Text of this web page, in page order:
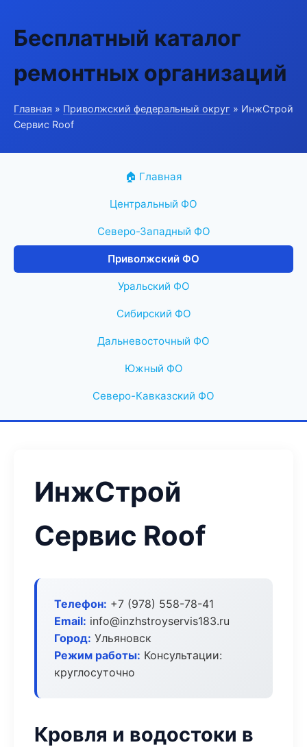
Бесплатный каталог
ремонтных организаций
Главная » Приволжский федеральный округ » ИнжСтрой
Сервис Roof
🏠 Главная
Центральный ФО
Северо-Западный ФО
Приволжский ФО
Уральский ФО
Сибирский ФО
Дальневосточный ФО
Южный ФО
Северо-Кавказский ФО
ИнжСтрой
Сервис Roof
Телефон: +7 (978) 558-78-41
Email: info@inzhstroyservis183.ru
Город: Ульяновск
Режим работы: Консультации:
круглосуточно
Кровля и водостоки в